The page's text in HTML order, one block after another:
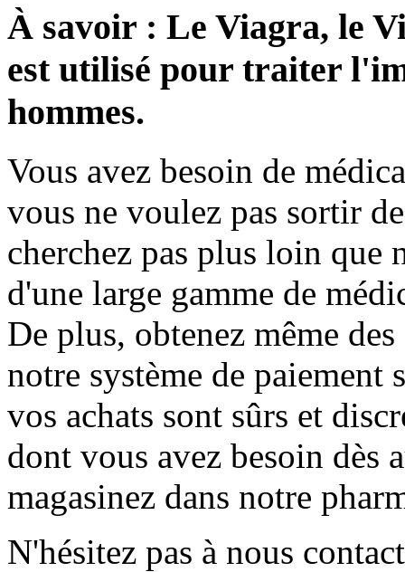
À savoir : Le Viagra, le
est utilisé pour traiter
hommes.
Vous avez besoin de
vous ne voulez pas sortir
cherchez pas plus loin que
d'une large gamme de
De plus, obtenez même
notre système de paiement
vos achats sont sûrs et
dont vous avez besoin dès
magasinez dans notre
N'hésitez pas à nous